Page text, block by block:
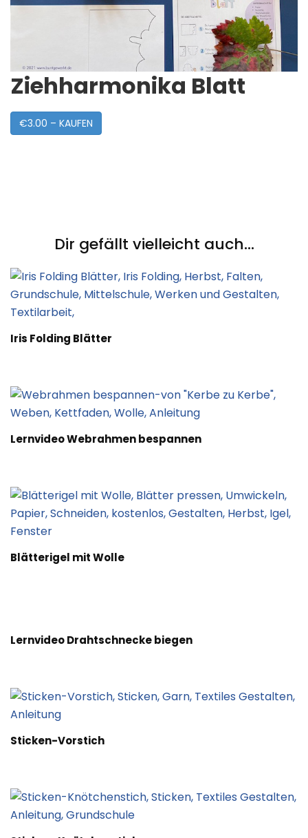
Ziehharmonika Blatt
€3.00 – KAUFEN
Dir gefällt vielleicht auch...
Iris Folding Blätter
Lernvideo Webrahmen bespannen
Blätterigel mit Wolle
Lernvideo Drahtschnecke biegen
Sticken-Vorstich